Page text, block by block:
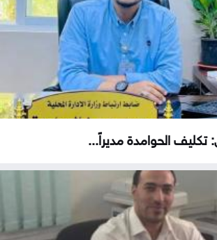
تكليف الحوامدة مديراً...